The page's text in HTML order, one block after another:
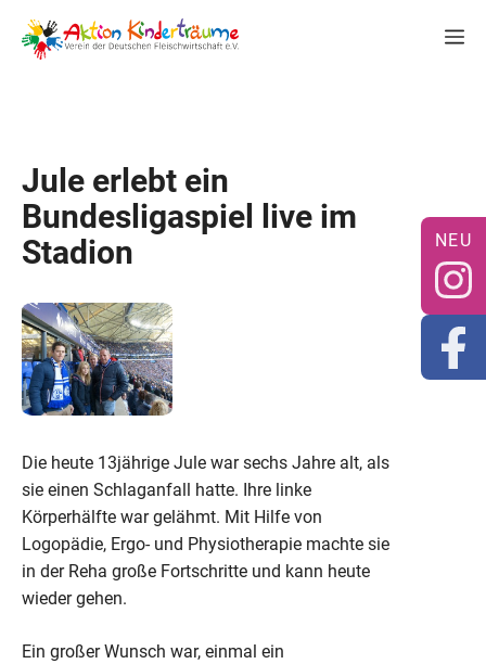
Inhalt
springen
Jule erlebt ein
Bundesligaspiel live im
Stadion
Die heute 13jährige Jule war sechs Jahre alt, als
sie einen Schlaganfall hatte. Ihre linke
Körperhälfte war gelähmt. Mit Hilfe von
Logopädie, Ergo- und Physiotherapie machte sie
in der Reha große Fortschritte und kann heute
wieder gehen.
Ein großer Wunsch war, einmal ein